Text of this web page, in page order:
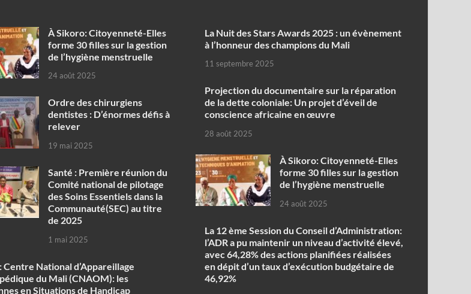
À Sikoro: Citoyenneté-Elles
forme 30 filles sur la gestion
de l’hygiène menstruelle
24 août 2025
Ordre des chirurgiens
dentistes : D’énormes défis à
relever
19 mai 2025
Santé : Première réunion du
Comité national de pilotage
des Soins Essentiels dans la
Communauté(SEC) au titre
de 2025
1 mai 2025
Centre National d’Appareillage
du Mali (CNAOM): les
en Situations de Handicap
‎La Nuit des Stars Awards 2025 : un évènement
à l’honneur des champions du Mali
11 septembre 2025
Projection du documentaire sur la réparation
de la dette coloniale: Un projet d’éveil de
conscience africaine en œuvre‎
28 août 2025
À Sikoro: Citoyenneté-Elles
forme 30 filles sur la gestion
de l’hygiène menstruelle
24 août 2025
La 12 ème Session du Conseil d’Administration:
l’ADR a pu maintenir un niveau d’activité élevé,
avec 64,28% des actions planifiées réalisées
en dépit d’un taux d’exécution budgétaire de
46,92%